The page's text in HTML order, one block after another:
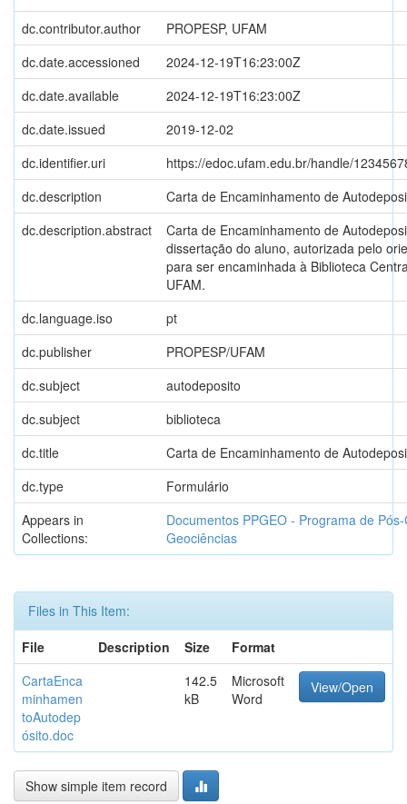
dc.contributor.author
PROPESP, UFAM
dc.date.accessioned
2024-12-19T16:23:00Z
dc.date.available
2024-12-19T16:23:00Z
dc.date.issued
2019-12-02
dc.identifier.uri
https://edoc.ufam.edu.br/handle/
dc.description
Carta de Encaminhamento de
dc.description.abstract
Carta de Encaminhamento de
dissertação do aluno, autorizada pelo
para ser encaminhada à Biblioteca
UFAM.
dc.language.iso
pt
dc.publisher
PROPESP/UFAM
dc.subject
autodeposito
dc.subject
biblioteca
dc.title
Carta de Encaminhamento de
dc.type
Formulário
Appears in
Collections:
Documentos PPGEO - Programa de
Geociências
Files in This Item:
File
Description Size
Format
CartaEnca
minhamen
toAutodep
ósito.doc
142.5
kB
Microsoft
Word
View/Open
Show simple item record